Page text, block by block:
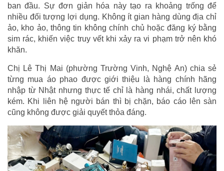
ban đầu. Sự đơn giản hóa này tạo ra khoảng trống để
nhiều đối tượng lợi dụng. Không ít gian hàng dùng địa chỉ
ảo, kho ảo, thông tin không chính chủ hoặc đăng ký bằng
sim rác, khiến việc truy vết khi xảy ra vi phạm trở nên khó
khăn.
Chị Lê Thị Mai (phường Trường Vinh, Nghệ An) chia sẻ
từng mua áo phao được giới thiệu là hàng chính hãng
nhập từ Nhật nhưng thực tế chỉ là hàng nhái, chất lượng
kém. Khi liên hệ người bán thì bị chặn, báo cáo lên sàn
cũng không được giải quyết thỏa đáng.